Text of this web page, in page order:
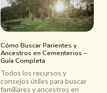
Cómo Buscar Parientes y
Ancestros en Cementerios –
Guía Completa
Todos los recursos y
consejos útiles para buscar
familiares y ancestros en